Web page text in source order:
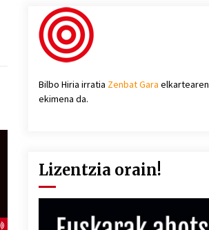
Bilbo Hiria irratia Zenbat Gara elkartearen
ekimena da.
Lizentzia orain!